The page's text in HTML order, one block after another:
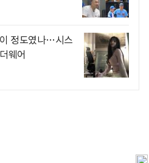
정도였나…시스
웨어